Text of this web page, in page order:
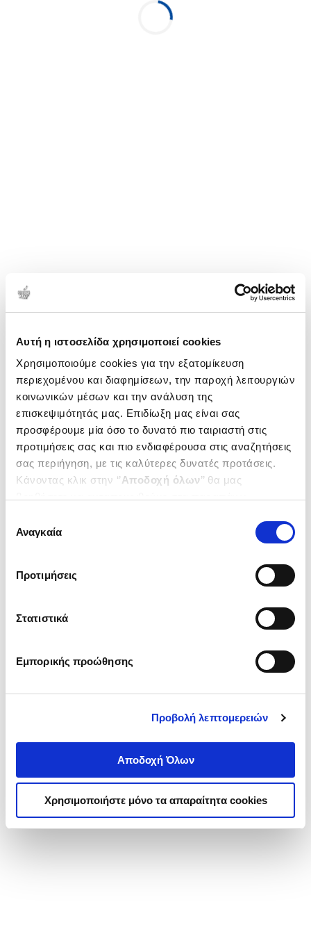
Αυτή η ιστοσελίδα χρησιμοποιεί cookies
Χρησιμοποιούμε cookies για την εξατομίκευση
περιεχομένου και διαφημίσεων, την παροχή λειτουργιών
κοινωνικών μέσων και την ανάλυση της
επισκεψιμότητάς μας. Επιδίωξη μας είναι σας
προσφέρουμε μία όσο το δυνατό πιο ταιριαστή στις
προτιμήσεις σας και πιο ενδιαφέρουσα στις αναζητήσεις
σας περιήγηση, με τις καλύτερες δυνατές προτάσεις.
Κάνοντας κλικ στην ‘’Αποδοχή όλων’’ θα μας
ενδιαφέρουν και να επιλέξετε από τα παρακάτω με την
΄΄και να ενημερωθείτε σχετικά με
συγκατάθεσης
Αναγκαία
Προτιμήσεις
Στατιστικά
Εμπορικής προώθησης
Προβολή λεπτομερειών
Αποδοχή Όλων
Χρησιμοποιήστε μόνο τα απαραίτητα cookies